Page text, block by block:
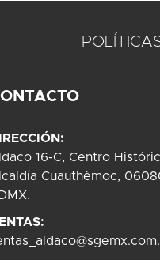
16-C, Centro
Cuauthémoc,